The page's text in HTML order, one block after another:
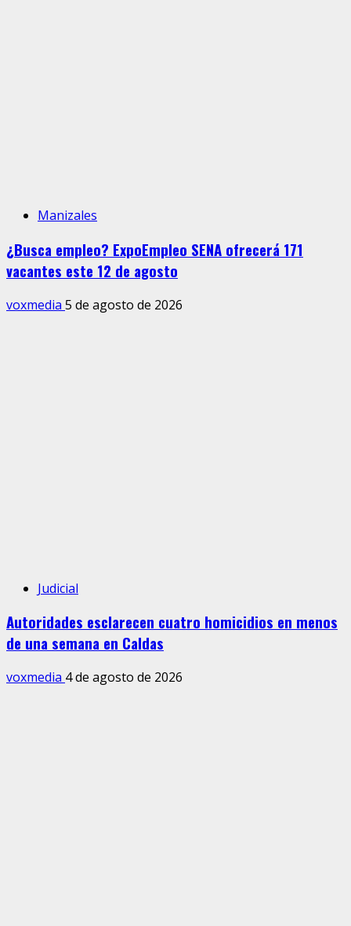
Manizales
¿Busca empleo? ExpoEmpleo SENA ofrecerá 171
vacantes este 12 de agosto
voxmedia 5 de agosto de 2026
Judicial
Autoridades esclarecen cuatro homicidios en menos
de una semana en Caldas
voxmedia 4 de agosto de 2026